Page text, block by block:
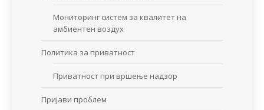
Мониторинг систем за квалитет на
амбиентен воздух
Политика за приватност
Приватност при вршење надзор
Пријави проблем